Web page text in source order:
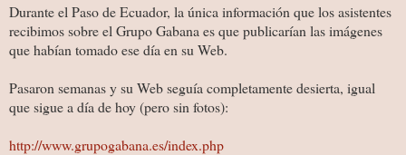
Durante el Paso de Ecuador, la única información que los asistentes
recibimos sobre el Grupo Gabana es que publicarían las imágenes
que habían tomado ese día en su Web.
Pasaron semanas y su Web seguía completamente desierta, igual
que sigue a día de hoy (pero sin fotos):
http://www.grupogabana.es/index.php